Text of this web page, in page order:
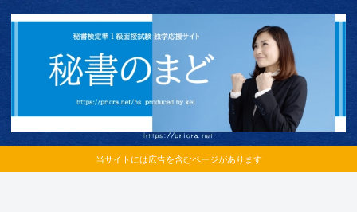
当サイトには広告を含むページがあります